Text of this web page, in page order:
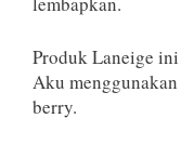
Produk Laneige
Aku
berry.